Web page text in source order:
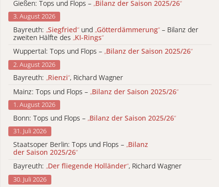
Gießen: Tops und Flops – „Bilanz der Saison 2025/26“
3. August 2026
Bayreuth: „Siegfried“ und „Götterdämmerung“ – Bilanz der
zweiten Hälfte des „KI-Rings“
Wuppertal: Tops und Flops – „Bilanz der Saison 2025/26“
2. August 2026
Bayreuth: „Rienzi“, Richard Wagner
Mainz: Tops und Flops – „Bilanz der Saison 2025/26“
1. August 2026
Bonn: Tops und Flops – „Bilanz der Saison 2025/26“
31. Juli 2026
Staatsoper Berlin: Tops und Flops – „Bilanz
der Saison 2025/26“
Bayreuth: „Der fliegende Holländer“, Richard Wagner
30. Juli 2026